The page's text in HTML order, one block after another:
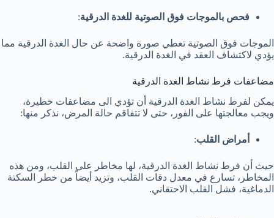
فحص بالموجات فوق الصوتية للغدة الدرقية:
الموجات فوق الصوتية تعطي صورة واضحة عن حال الغدة الدرقية مما
يؤدي لاكتشاف العقد في الغدة الدرقية.
مضاعفات فرط نشاط الغدة الدرقية
يمكن لفرط نشاط الغدة الدرقية أن تؤدي الى مضاعفات خطيرة،
ويجب معالجتها على الفور، حتى لا تتفاقم حالة المرض، نذكر منها:
أمراض القلب:
حيث أن فرط نشاط الغدة الدرقية، لها مخاطر على القلب، ومن هذه
المخاطر، تسارع في معدل دقات القلب، وتزيد أيضاً من خطر السكتة
الدماغية، فشل القلب الاحتقاني.